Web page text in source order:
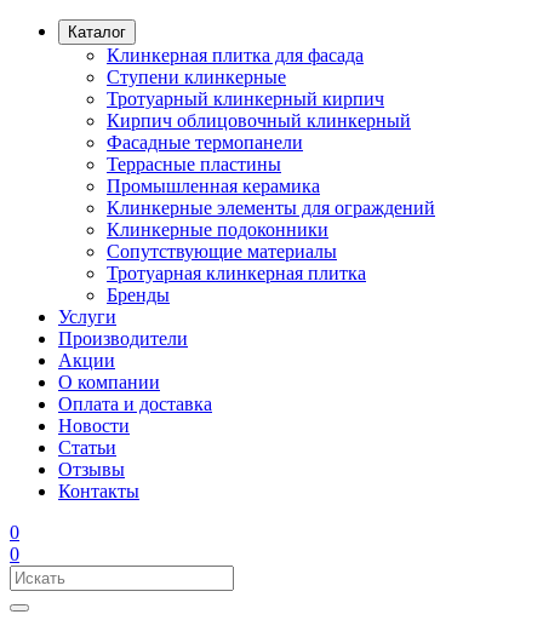
Каталог
Клинкерная плитка для фасада
Ступени клинкерные
Тротуарный клинкерный кирпич
Кирпич облицовочный клинкерный
Фасадные термопанели
Террасные пластины
Промышленная керамика
Клинкерные элементы для ограждений
Клинкерные подоконники
Сопутствующие материалы
Тротуарная клинкерная плитка
Бренды
Услуги
Производители
Акции
О компании
Оплата и доставка
Новости
Статьи
Отзывы
Контакты
0
0